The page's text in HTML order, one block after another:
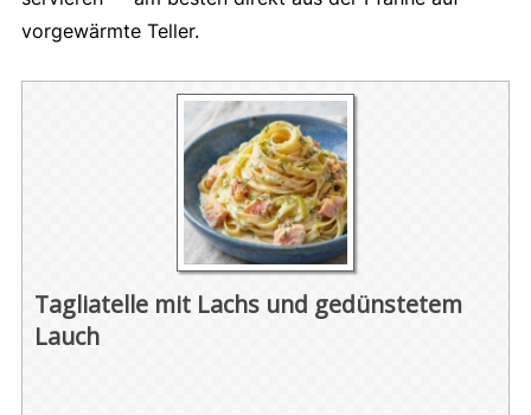
vorgewärmte Teller.
Tagliatelle mit Lachs und gedünstetem
Lauch